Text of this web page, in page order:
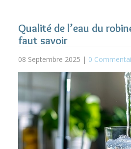
Qualité de l’eau du
faut savoir
08 Septembre 2025 | 0